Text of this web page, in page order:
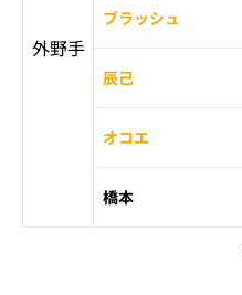
外野手
ブラッシュ
辰己
オコエ
橋本